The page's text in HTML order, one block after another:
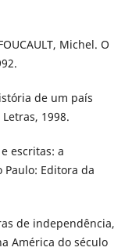
Michel. O
de um país
1998.
escritas: a
Paulo: Editora da
de independência,
América do século